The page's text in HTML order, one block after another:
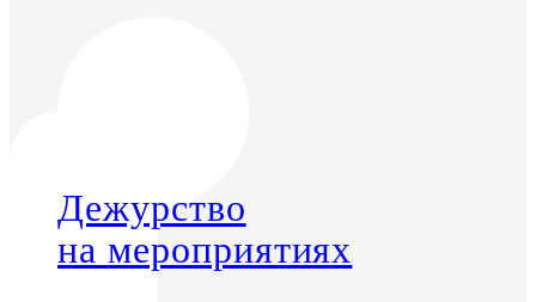
Дежурство
на мероприятиях